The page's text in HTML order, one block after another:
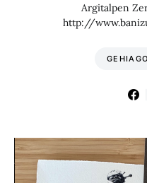
Argitalpen
http://